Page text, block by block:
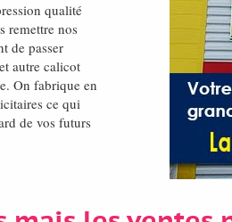
qualité
remettre nos
de passer
autre calicot
On fabrique en
ce qui
de vos futurs